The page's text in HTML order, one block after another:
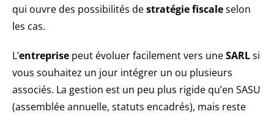
qui ouvre des possibilités destratégie fiscaleselon
les cas.
L’entreprise peut évoluer facilement vers uneSARLsi
vous souhaitez un jour intégrer un ou plusieurs
associés. La gestion est un peu plus rigide qu’en SASU
(assemblée annuelle, statuts encadrés), mais reste